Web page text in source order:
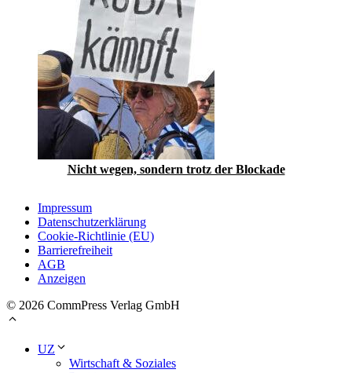
Nicht wegen, sondern trotz der Blockade
Impressum
Datenschutzerklärung
Cookie-Richtlinie (EU)
Barrierefreiheit
AGB
Anzeigen
© 2026 CommPress Verlag GmbH
UZ
Wirtschaft & Soziales